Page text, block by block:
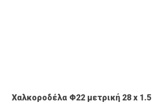
Χαλκοροδέλα Φ22 μετρική 28 x 1.5